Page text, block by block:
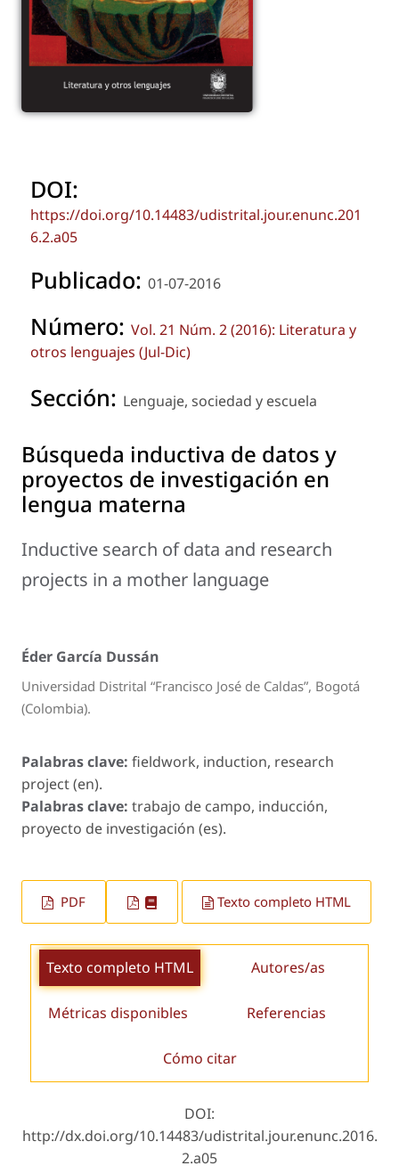
DOI:
https://doi.org/10.14483/udistrital.jour.enunc.201
6.2.a05
Publicado: 01-07-2016
Número: Vol. 21 Núm. 2 (2016): Literatura y
otros lenguajes (Jul-Dic)
Sección: Lenguaje, sociedad y escuela
Búsqueda inductiva de datos y
proyectos de investigación en
lengua materna
Inductive search of data and research
projects in a mother language
Éder García Dussán
Universidad Distrital “Francisco José de Caldas”, Bogotá
(Colombia).
Palabras clave: fieldwork, induction, research
project (en).
Palabras clave: trabajo de campo, inducción,
proyecto de investigación (es).
PDF Texto completo HTML
Texto completo HTML Autores/as
Métricas disponibles Referencias
Cómo citar
DOI:
http://dx.doi.org/10.14483/udistrital.jour.enunc.2016.
2.a05